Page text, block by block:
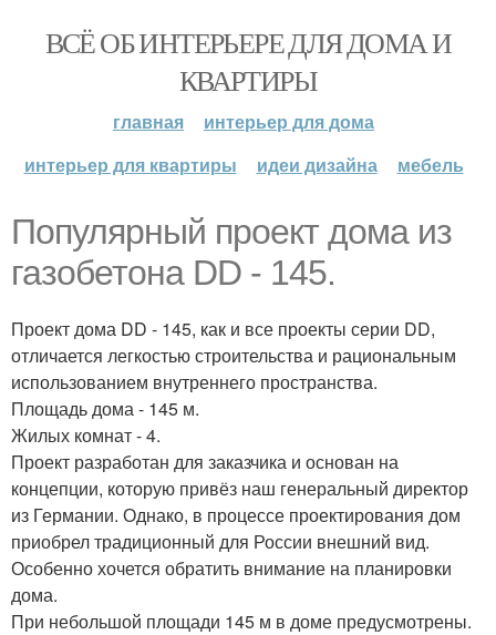
ВСЁ ОБ ИНТЕРЬЕРЕ ДЛЯ ДОМА И
КВАРТИРЫ
главная
интерьер для дома
интерьер для квартиры
идеи дизайна мебель
Популярный проект дома из
газобетона DD - 145.
Проект дома DD - 145, как и все проекты серии DD,
отличается легкостью строительства и рациональным
использованием внутреннего пространства.
Площадь дома - 145 м.
Жилых комнат - 4.
Проект разработан для заказчика и основан на
концепции, которую привёз наш генеральный директор
из Германии. Однако, в процессе проектирования дом
приобрел традиционный для России внешний вид.
Особенно хочется обратить внимание на планировки
дома.
При небольшой площади 145 м в доме предусмотрены.